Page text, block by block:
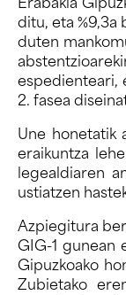
Erabakia
ditu, eta %9,3a
duten
espedienteari,
2. fasea
Une honetatik
eraikuntza
legealdiaren
ustiatzen
Azpiegitura
GIG-1 gunean
Gipuzkoako
Zubietako